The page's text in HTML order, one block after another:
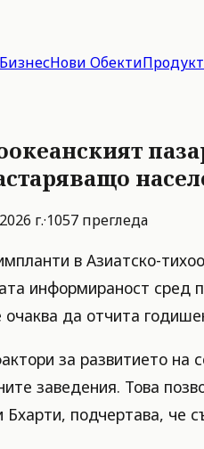
Нови Обекти
г.·1057 прегледа
в Азиатско-
информираност сред
очаква да отчита
за развитието на
заведения. Това
подчертава, че